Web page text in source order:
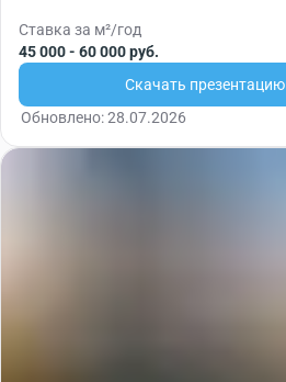
Ставка за м²/год
45 000 - 60 000 руб.
Скачать презентацию
Обновлено: 28.07.2026